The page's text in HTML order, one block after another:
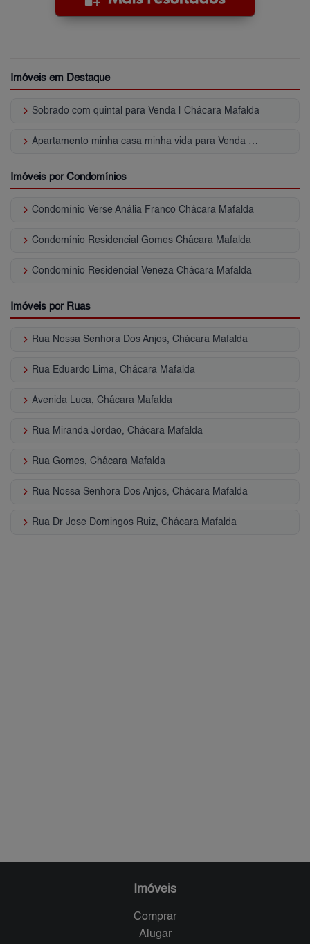
Imóveis em Destaque
keyboard_arrow_right Sobrado com quintal para Venda | Chácara Mafalda
keyboard_arrow_right Apartamento minha casa minha vida para Venda | Chácara Mafalda
Imóveis por Condomínios
keyboard_arrow_right Condomínio Verse Anália Franco Chácara Mafalda
keyboard_arrow_right Condomínio Residencial Gomes Chácara Mafalda
keyboard_arrow_right Condomínio Residencial Veneza Chácara Mafalda
Imóveis por Ruas
keyboard_arrow_right Rua Nossa Senhora Dos Anjos, Chácara Mafalda
keyboard_arrow_right Rua Eduardo Lima, Chácara Mafalda
keyboard_arrow_right Avenida Luca, Chácara Mafalda
keyboard_arrow_right Rua Miranda Jordao, Chácara Mafalda
keyboard_arrow_right Rua Gomes, Chácara Mafalda
keyboard_arrow_right Rua Nossa Senhora Dos Anjos, Chácara Mafalda
keyboard_arrow_right Rua Dr Jose Domingos Ruiz, Chácara Mafalda
Imóveis
Comprar
Alugar